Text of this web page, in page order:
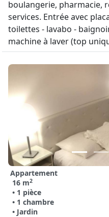
boulangerie, pharmacie,
services. Entrée avec
toilettes - lavabo -
machine à laver (top
Appartement
16 m2
• 1 pièce
• 1 chambre
• Jardin